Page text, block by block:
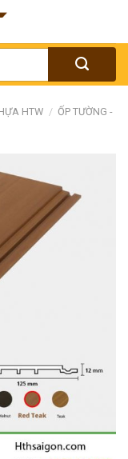
HTW / ỐP TƯỜNG -